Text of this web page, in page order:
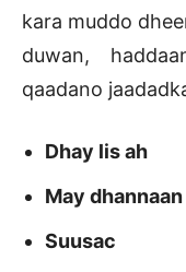
kara muddo
duwan,
qaadano
Dhay lis ah
May dhannaan
Suusac